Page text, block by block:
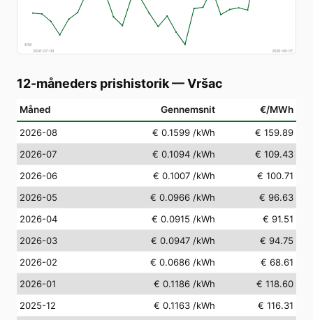
€58
2026-07-09
2026-08-07
12-måneders prishistorik—Vršac
Måned Gennemsnit €/MWh
2026-08 € 0.1599 /kWh
€ 159.89
2026-07
€ 0.1094 /kWh
€ 109.43
2026-06
€ 0.1007 /kWh
€ 100.71
2026-05
€ 0.0966 /kWh
€ 96.63
2026-04
€ 0.0915 /kWh
€ 91.51
2026-03
€ 0.0947 /kWh
€ 94.75
2026-02
€ 0.0686 /kWh
€ 68.61
2026-01
€ 0.1186 /kWh
€ 118.60
2025-12
€ 0.1163 /kWh
€ 116.31